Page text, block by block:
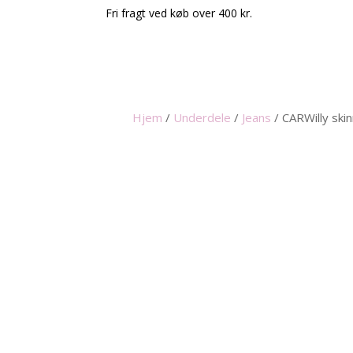
Fri fragt ved køb over 400 kr.
Hjem / Underdele / Jeans / CARWilly